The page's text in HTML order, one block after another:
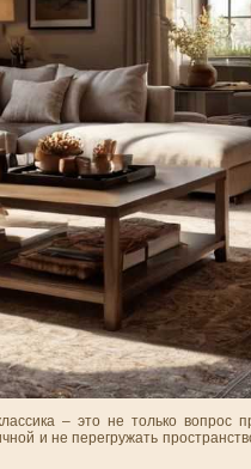
– это не только вопрос
и не перегружать